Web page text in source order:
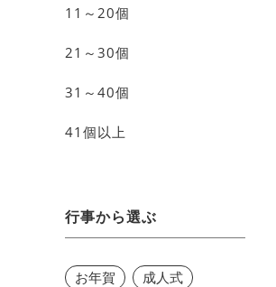
11～20個
21～30個
31～40個
41個以上
行事から選ぶ
お年賀
成人式